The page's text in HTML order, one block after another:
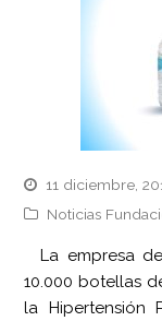
11 diciembre,
Noticias
La empresa
10.000 botellas
la Hipertensión